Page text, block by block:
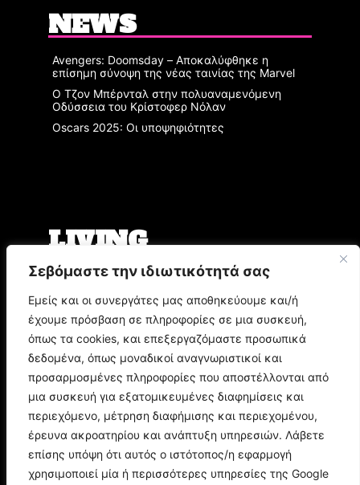
Σεβόμαστε την ιδιωτικότητά σας
Εμείς και οι συνεργάτες μας αποθηκεύουμε και/ή
έχουμε πρόσβαση σε πληροφορίες σε μια συσκευή,
όπως τα cookies, και επεξεργαζόμαστε προσωπικά
δεδομένα, όπως μοναδικοί αναγνωριστικοί και
προσαρμοσμένες πληροφορίες που αποστέλλονται από
μια συσκευή για εξατομικευμένες διαφημίσεις και
περιεχόμενο, μέτρηση διαφήμισης και περιεχομένου,
έρευνα ακροατηρίου και ανάπτυξη υπηρεσιών. Λάβετε
επίσης υπόψη ότι αυτός ο ιστότοπος/η εφαρμογή
χρησιμοποιεί μία ή περισσότερες υπηρεσίες της Google
NEWS
Avengers: Doomsday – Αποκαλύφθηκε η
επίσημη σύνοψη της νέας ταινίας της Marvel
Ο Τζον Μπέρνταλ στην πολυαναμενόμενη
Οδύσσεια του Κρίστοφερ Νόλαν
Oscars 2025: Οι υποψηφιότητες
LIVING
Ο Άρης Μπινιάρης σκηνοθετεί τη «Δίκη» του
Παπασπηλιόπουλο
Ο Δημήτρης Μυστακίδης επιστρέφει στον
Σταυρό του Νότου Plus
9.000 τίτλοι βιβλίων σε περιμένουν στο
Παζάρι Βιβλίου της Αθήνας
POP CULTURE
Corto Maltese: Η ιστορία του θρυλικού ήρωα
του Hugo Pratt